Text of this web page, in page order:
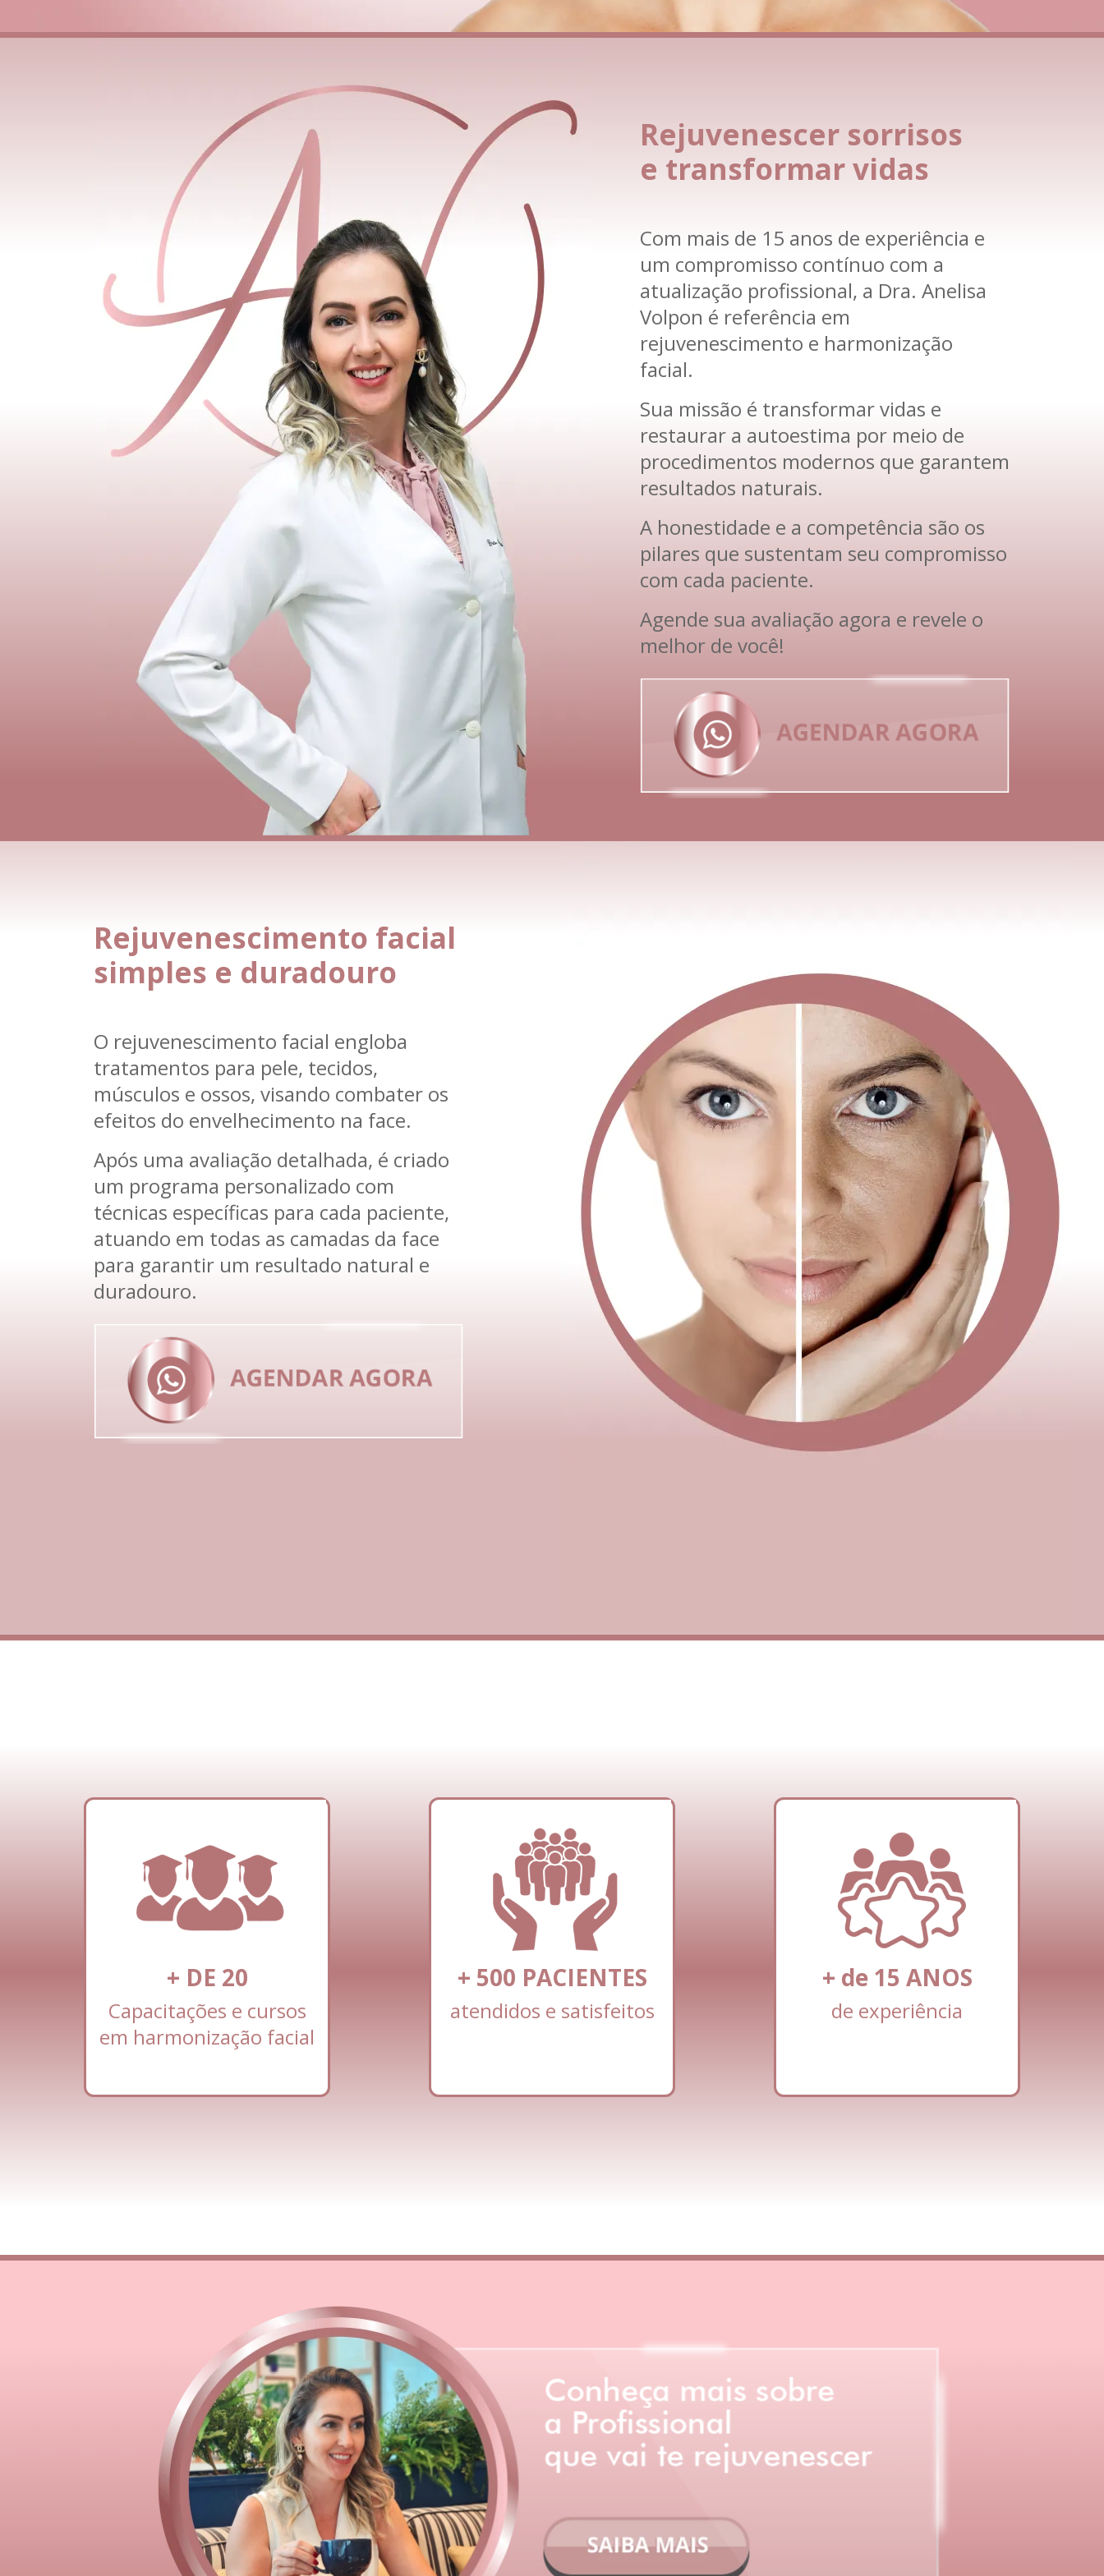
Rejuvenescer sorrisos
e transformar vidas
Com mais de 15 anos de experiência e
um compromisso contínuo com a
atualização profissional, a Dra. Anelisa
Volpon é referência em
rejuvenescimento e harmonização
facial.
Sua missão é transformar vidas e
restaurar a autoestima por meio de
procedimentos modernos que garantem
resultados naturais.
A honestidade e a competência são os
pilares que sustentam seu compromisso
com cada paciente.
Agende sua avaliação agora e revele o
melhor de você!
Rejuvenescimento facial
simples e duradouro
O rejuvenescimento facial engloba
tratamentos para pele, tecidos,
músculos e ossos, visando combater os
efeitos do envelhecimento na face.
Após uma avaliação detalhada, é criado
um programa personalizado com
técnicas específicas para cada paciente,
atuando em todas as camadas da face
para garantir um resultado natural e
duradouro.
+ DE 20
Capacitações e cursos
em harmonização facial
+ 500 PACIENTES
atendidos e satisfeitos
+ de 15 ANOS
de experiência